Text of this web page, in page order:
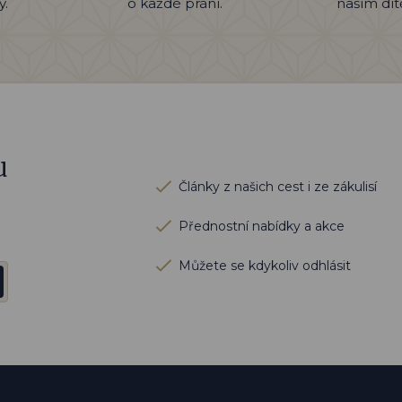
Články z našich cest i ze zákulisí
Přednostní nabídky a akce
Můžete se kdykoliv odhlásit